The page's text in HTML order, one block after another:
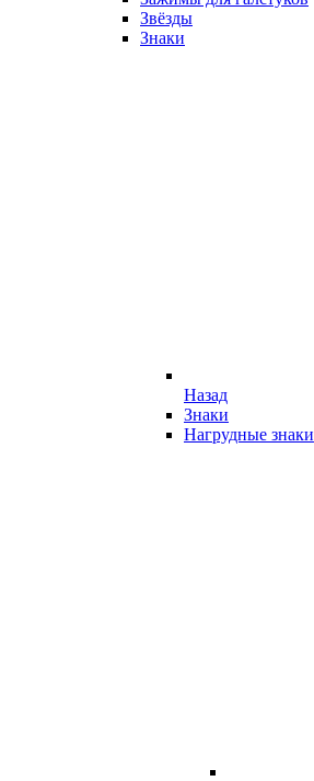
Звёзды
Знаки
Назад
Знаки
Нагрудные знаки